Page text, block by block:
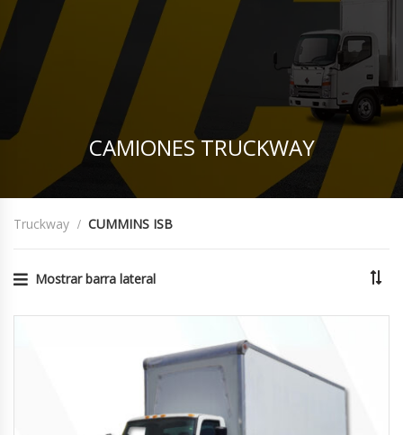
CAMIONES TRUCKWAY
Truckway CUMMINS ISB
Mostrar barra lateral